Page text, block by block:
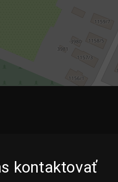
kontaktovať